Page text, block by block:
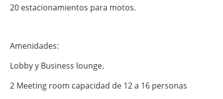
20 estacionamientos para motos.
Amenidades:
Lobby y Business lounge.
2 Meeting room capacidad de 12 a 16 personas